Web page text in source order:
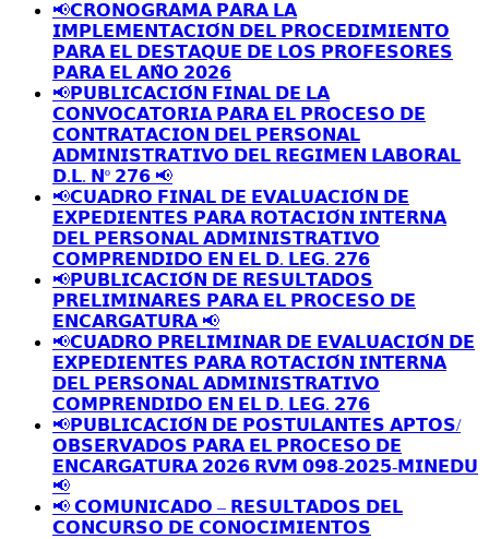
📢𝗖𝗥𝗢𝗡𝗢𝗚𝗥𝗔𝗠𝗔 𝗣𝗔𝗥𝗔 𝗟𝗔
𝗜𝗠𝗣𝗟𝗘𝗠𝗘𝗡𝗧𝗔𝗖𝗜𝗢́𝗡 𝗗𝗘𝗟 𝗣𝗥𝗢𝗖𝗘𝗗𝗜𝗠𝗜𝗘𝗡𝗧𝗢
𝗣𝗔𝗥𝗔 𝗘𝗟 𝗗𝗘𝗦𝗧𝗔𝗤𝗨𝗘 𝗗𝗘 𝗟𝗢𝗦 𝗣𝗥𝗢𝗙𝗘𝗦𝗢𝗥𝗘𝗦
𝗣𝗔𝗥𝗔 𝗘𝗟 𝗔𝗡̃𝗢 𝟮𝟬𝟮𝟲
📢𝗣𝗨𝗕𝗟𝗜𝗖𝗔𝗖𝗜𝗢́𝗡 𝗙𝗜𝗡𝗔𝗟 𝗗𝗘 𝗟𝗔
𝗖𝗢𝗡𝗩𝗢𝗖𝗔𝗧𝗢𝗥𝗜𝗔 𝗣𝗔𝗥𝗔 𝗘𝗟 𝗣𝗥𝗢𝗖𝗘𝗦𝗢 𝗗𝗘
𝗖𝗢𝗡𝗧𝗥𝗔𝗧𝗔𝗖𝗜𝗢𝗡 𝗗𝗘𝗟 𝗣𝗘𝗥𝗦𝗢𝗡𝗔𝗟
𝗔𝗗𝗠𝗜𝗡𝗜𝗦𝗧𝗥𝗔𝗧𝗜𝗩𝗢 𝗗𝗘𝗟 𝗥𝗘𝗚𝗜𝗠𝗘𝗡 𝗟𝗔𝗕𝗢𝗥𝗔𝗟
𝗗.𝗟. 𝗡º 𝟮𝟳𝟲 📢
📢𝗖𝗨𝗔𝗗𝗥𝗢 𝗙𝗜𝗡𝗔𝗟 𝗗𝗘 𝗘𝗩𝗔𝗟𝗨𝗔𝗖𝗜𝗢́𝗡 𝗗𝗘
𝗘𝗫𝗣𝗘𝗗𝗜𝗘𝗡𝗧𝗘𝗦 𝗣𝗔𝗥𝗔 𝗥𝗢𝗧𝗔𝗖𝗜𝗢́𝗡 𝗜𝗡𝗧𝗘𝗥𝗡𝗔
𝗗𝗘𝗟 𝗣𝗘𝗥𝗦𝗢𝗡𝗔𝗟 𝗔𝗗𝗠𝗜𝗡𝗜𝗦𝗧𝗥𝗔𝗧𝗜𝗩𝗢
𝗖𝗢𝗠𝗣𝗥𝗘𝗡𝗗𝗜𝗗𝗢 𝗘𝗡 𝗘𝗟 𝗗. 𝗟𝗘𝗚. 𝟮𝟳𝟲
📢𝗣𝗨𝗕𝗟𝗜𝗖𝗔𝗖𝗜𝗢́𝗡 𝗗𝗘 𝗥𝗘𝗦𝗨𝗟𝗧𝗔𝗗𝗢𝗦
𝗣𝗥𝗘𝗟𝗜𝗠𝗜𝗡𝗔𝗥𝗘𝗦 𝗣𝗔𝗥𝗔 𝗘𝗟 𝗣𝗥𝗢𝗖𝗘𝗦𝗢 𝗗𝗘
𝗘𝗡𝗖𝗔𝗥𝗚𝗔𝗧𝗨𝗥𝗔 📢
📢𝗖𝗨𝗔𝗗𝗥𝗢 𝗣𝗥𝗘𝗟𝗜𝗠𝗜𝗡𝗔𝗥 𝗗𝗘 𝗘𝗩𝗔𝗟𝗨𝗔𝗖𝗜𝗢́𝗡 𝗗𝗘
𝗘𝗫𝗣𝗘𝗗𝗜𝗘𝗡𝗧𝗘𝗦 𝗣𝗔𝗥𝗔 𝗥𝗢𝗧𝗔𝗖𝗜𝗢́𝗡 𝗜𝗡𝗧𝗘𝗥𝗡𝗔
𝗗𝗘𝗟 𝗣𝗘𝗥𝗦𝗢𝗡𝗔𝗟 𝗔𝗗𝗠𝗜𝗡𝗜𝗦𝗧𝗥𝗔𝗧𝗜𝗩𝗢
𝗖𝗢𝗠𝗣𝗥𝗘𝗡𝗗𝗜𝗗𝗢 𝗘𝗡 𝗘𝗟 𝗗. 𝗟𝗘𝗚. 𝟮𝟳𝟲
📢𝗣𝗨𝗕𝗟𝗜𝗖𝗔𝗖𝗜𝗢́𝗡 𝗗𝗘 𝗣𝗢𝗦𝗧𝗨𝗟𝗔𝗡𝗧𝗘𝗦 𝗔𝗣𝗧𝗢𝗦/
𝗢𝗕𝗦𝗘𝗥𝗩𝗔𝗗𝗢𝗦 𝗣𝗔𝗥𝗔 𝗘𝗟 𝗣𝗥𝗢𝗖𝗘𝗦𝗢 𝗗𝗘
𝗘𝗡𝗖𝗔𝗥𝗚𝗔𝗧𝗨𝗥𝗔 𝟮𝟬𝟮𝟲 𝗥𝗩𝗠 𝟬𝟵𝟴-𝟮𝟬𝟮𝟱-𝗠𝗜𝗡𝗘𝗗𝗨
📢
📢 𝗖𝗢𝗠𝗨𝗡𝗜𝗖𝗔𝗗𝗢 – 𝗥𝗘𝗦𝗨𝗟𝗧𝗔𝗗𝗢𝗦 𝗗𝗘𝗟
𝗖𝗢𝗡𝗖𝗨𝗥𝗦𝗢 𝗗𝗘 𝗖𝗢𝗡𝗢𝗖𝗜𝗠𝗜𝗘𝗡𝗧𝗢𝗦